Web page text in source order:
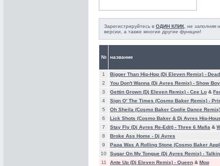
Зарегистрируйтесь в ОДИН КЛИК , не
версии, а также многие другие функции!
№ название
1 Bigger Than Hip-Hop (Dj Eleven Remix) -
2
You Don't Wanna (Dj Ayres Remix) - Show
3
Gettin Grown (Dj Eleven Remix) - Cee Lo &
4
Sign O' The Times (Cosmo Baker Remix) -
5
Oh Sheila (Cosmo Baker Coolie Dance
6
Lick Shots (Cosmo Baker & Dj Ayres Hip-
7
Stay Fly (Dj Ayres Re-Edit) - Three 6 Mafia &
8
Broke Ass Home - Dj Ayres
9
Papa Was A Rolling Stone (Cosmo Baker
10
Sugar On My Tongue (Dj Ayres Remix) -
11
Ante Up (Dj Eleven Remix) - Queen & Mop